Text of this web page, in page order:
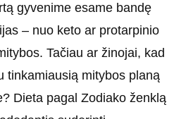
gyvenime esame bandę
– nuo keto ar protarpinio
Tačiau ar žinojai, kad
tinkamiausią mitybos planą
Dieta pagal Zodiako ženklą